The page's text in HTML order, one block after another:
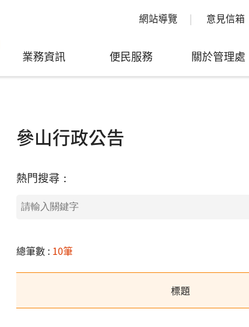
網站導覽 意見信箱
業務資訊 便民服務 關於管理處
參山行政公告
熱門搜尋：
總筆數 : 10筆
標題